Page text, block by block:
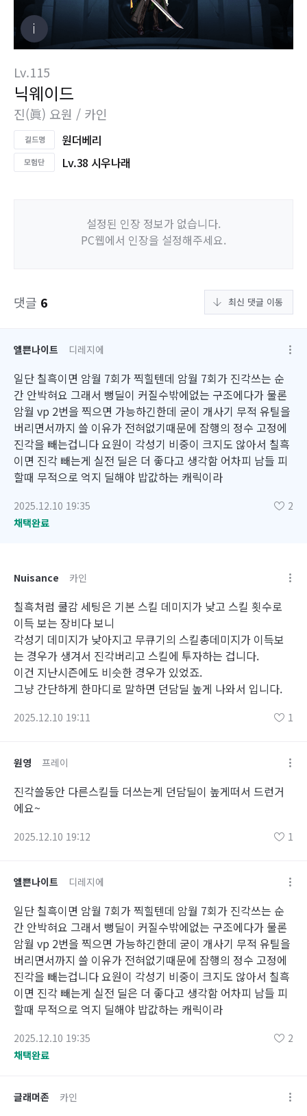
Lv.115
닉웨이드
진(眞) 요원 / 카인
원더베리
Lv.38 시우나래
설정된 인장 정보가 없습니다.
PC웹에서 인장을 설정해주세요.
댓글 6 최신 댓글 이동
엘쁜나이트 디레지에
일단 칠흑이면 암월 7회가 찍힐텐데 암월 7회가 진각쓰는 순
간 안박혀요 그래서 뻥딜이 커질수밖에없는 구조에다가 물론
암월 vp 2번을 찍으면 가능하긴한데 굳이 개사기 무적 유틸을
버리면서까지 쓸 이유가 전혀없기때문에 잠행의 정수 고정에
진각을 빼는겁니다 요원이 각성기 비중이 크지도 않아서 칠흑
이면 진각 빼는게 실전 딜은 더 좋다고 생각함 어차피 남들 피
할때 무적으로 억지 딜해야 밥값하는 캐릭이라
2025.12.10 19:35
2
채택완료
Nuisance 카인
칠흑처럼 쿨감 세팅은 기본 스킬 데미지가 낮고 스킬 횟수로
이득 보는 장비다 보니
각성기 데미지가 낮아지고 무큐기의 스킬총데미지가 이득보
는 경우가 생겨서 진각버리고 스킬에 투자하는 겁니다.
이건 지난시즌에도 비슷한 경우가 있었죠.
그냥 간단하게 한마디로 말하면 던담딜 높게 나와서 입니다.
2025.12.10 19:11 1
원영 프레이
진각쓸동안 다른스킬들 더쓰는게 던담딜이 높게떠서 드런거
에요~
2025.12.10 19:12 1
엘쁜나이트 디레지에
일단 칠흑이면 암월 7회가 찍힐텐데 암월 7회가 진각쓰는 순
간 안박혀요 그래서 뻥딜이 커질수밖에없는 구조에다가 물론
암월 vp 2번을 찍으면 가능하긴한데 굳이 개사기 무적 유틸을
버리면서까지 쓸 이유가 전혀없기때문에 잠행의 정수 고정에
진각을 빼는겁니다 요원이 각성기 비중이 크지도 않아서 칠흑
이면 진각 빼는게 실전 딜은 더 좋다고 생각함 어차피 남들 피
할때 무적으로 억지 딜해야 밥값하는 캐릭이라
2025.12.10 19:35
2
채택완료
글래머존 카인